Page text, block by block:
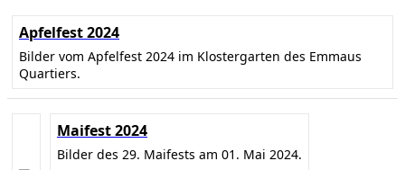
Apfelfest 2024
Bilder vom Apfelfest 2024 im Klostergarten des Emmaus
Quartiers.
Maifest 2024
Bilder des 29. Maifests am 01. Mai 2024.